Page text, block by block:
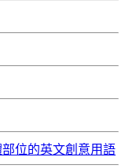
位的英文創意用語